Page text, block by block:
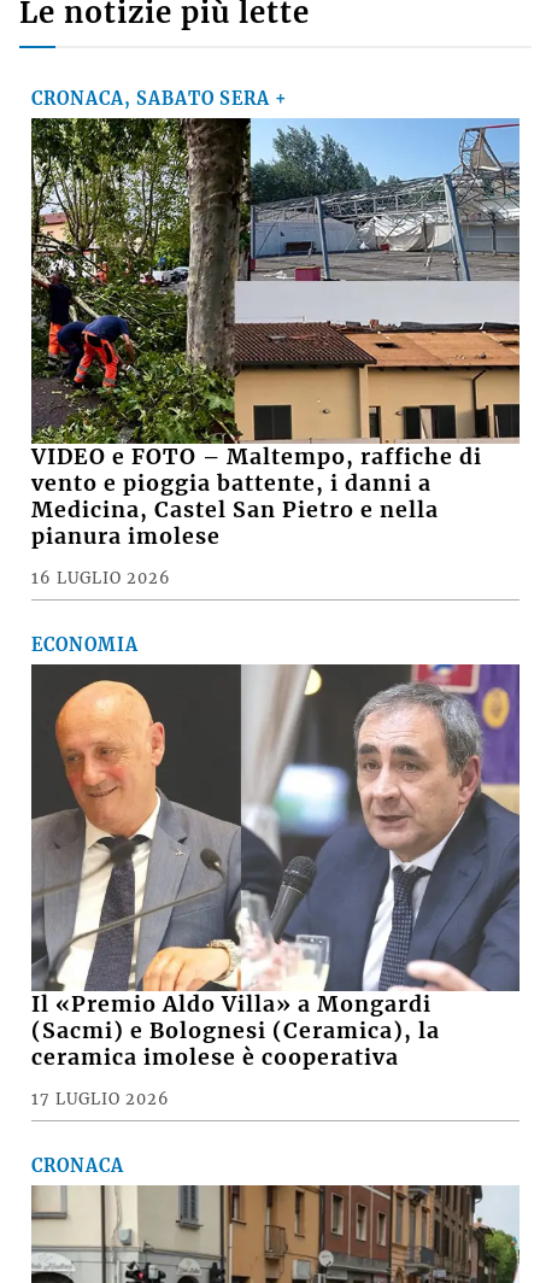
Le notizie più lette
CRONACA, SABATO SERA +
VIDEO e FOTO – Maltempo, raffiche di
vento e pioggia battente, i danni a
Medicina, Castel San Pietro e nella
pianura imolese
16 LUGLIO 2026
ECONOMIA
Il «Premio Aldo Villa» a Mongardi
(Sacmi) e Bolognesi (Ceramica), la
ceramica imolese è cooperativa
17 LUGLIO 2026
CRONACA